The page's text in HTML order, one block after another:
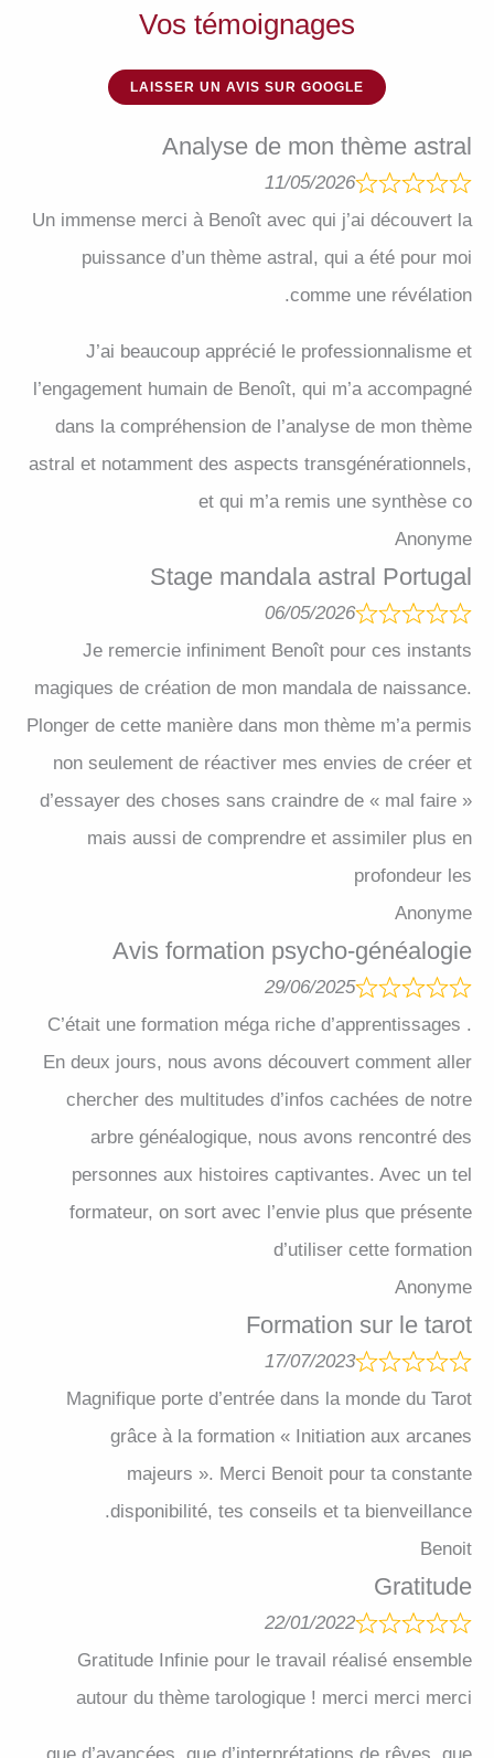
Vos témoignages
LAISSER UN AVIS SUR GOOGLE
Analyse de mon thème astral
11/05/2026
Un immense merci à Benoît avec qui j’ai découvert la
puissance d’un thème astral, qui a été pour moi
comme une révélation.
J’ai beaucoup apprécié le professionnalisme et
l’engagement humain de Benoît, qui m’a accompagné
dans la compréhension de l’analyse de mon thème
astral et notamment des aspects transgénérationnels,
et qui m’a remis une synthèse co
Anonyme
Stage mandala astral Portugal
06/05/2026
Je remercie infiniment Benoît pour ces instants
magiques de création de mon mandala de naissance.
Plonger de cette manière dans mon thème m’a permis
non seulement de réactiver mes envies de créer et
d’essayer des choses sans craindre de « mal faire »
mais aussi de comprendre et assimiler plus en
profondeur les
Anonyme
Avis formation psycho-généalogie
29/06/2025
C’était une formation méga riche d’apprentissages .
En deux jours, nous avons découvert comment aller
chercher des multitudes d’infos cachées de notre
arbre généalogique, nous avons rencontré des
personnes aux histoires captivantes. Avec un tel
formateur, on sort avec l’envie plus que présente
d’utiliser cette formation
Anonyme
Formation sur le tarot
17/07/2023
Magnifique porte d’entrée dans la monde du Tarot
grâce à la formation « Initiation aux arcanes
majeurs ». Merci Benoit pour ta constante
disponibilité, tes conseils et ta bienveillance.
Benoit
Gratitude
22/01/2022
Gratitude Infinie pour le travail réalisé ensemble
autour du thème tarologique ! merci merci merci